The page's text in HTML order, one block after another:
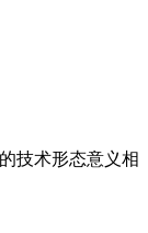
技术形态意义相